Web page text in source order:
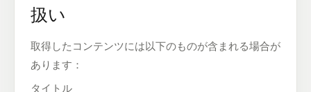
扱い
取得したコンテンツには以下のものが含まれる場合が
あります：
タイトル